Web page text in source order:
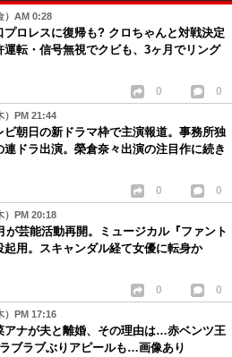
）AM 0:28
プロレスに復帰も? クロちゃんと対戦決定
運転・信号無視でクビも、3ヶ月でリング
0 0
）PM 21:44
ビ朝日の新ドラマ枠で主演報道。事務所独
連ドラ出演。榮倉奈々出演の注目作に続き
0 0
）PM 20:18
が芸能活動再開。ミュージカル『ファント
起用。スキャンダル経て女優に転身か
0 0
）PM 17:16
アナが夫と離婚、その理由は…赤ベンツ王
ブラブぶりアピールも…画像あり